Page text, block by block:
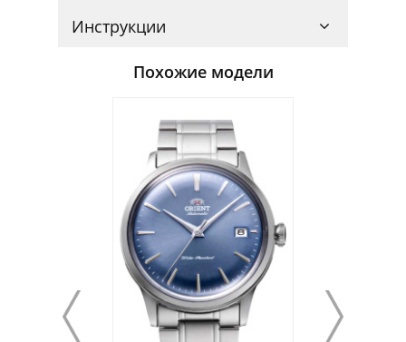
Инструкции
Похожие модели